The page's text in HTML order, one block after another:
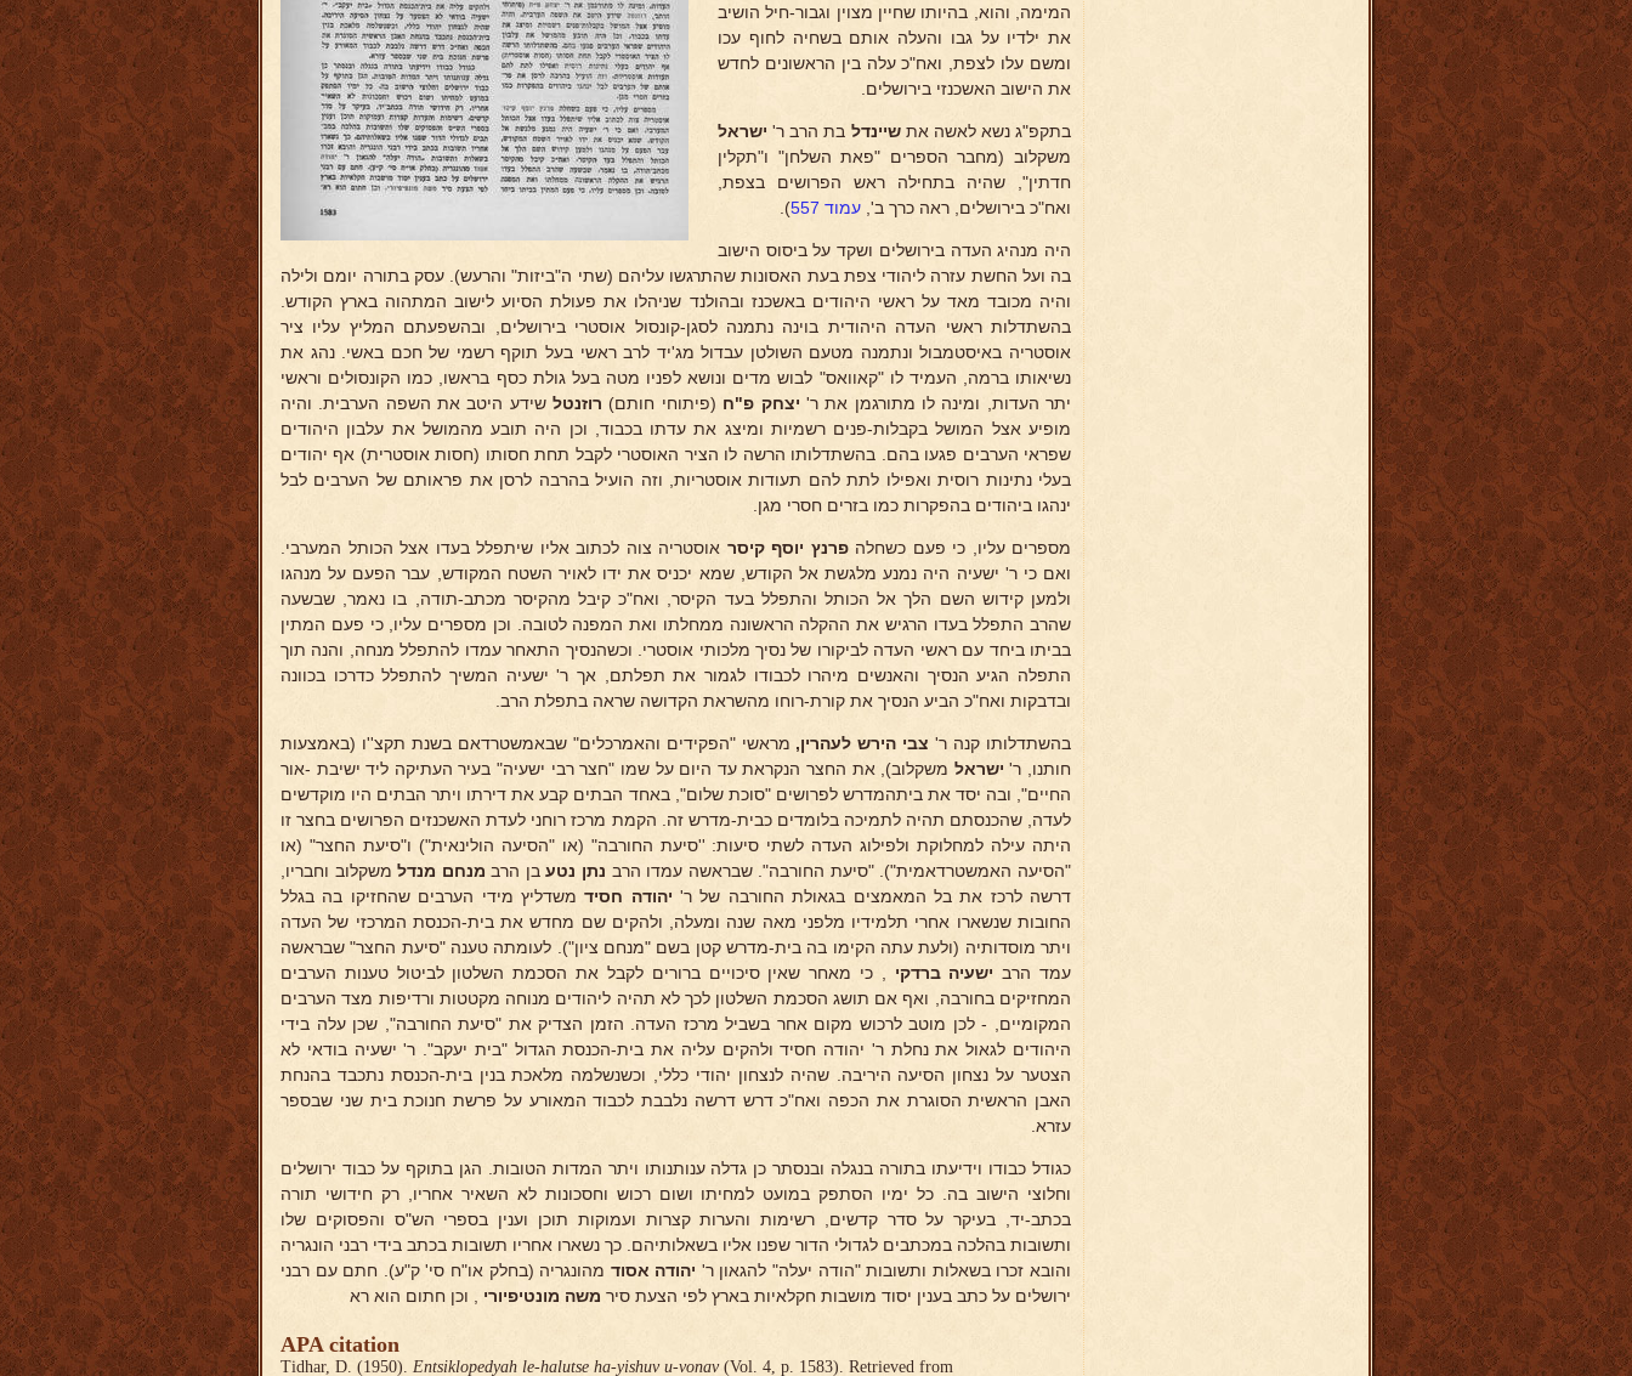
המימה, והוא, בהיותו שחיין מצוין וגבור-חיל הושיב
את ילדיו על גבו והעלה אותם בשחיה לחוף עכו
ומשם עלו לצפת, ואח"כ עלה בין הראשונים לחדש
את הישוב האשכנזי בירושלים.
בתקפ"ג נשא לאשה אתשיינדל בת הרב ר' ישראל
משקלוב (מחבר הספרים "פאת השלחן" ו"תקלין
חדתין", שהיה בתחילה ראש הפרושים בצפת,
ואח"כ בירושלים, ראה כרך ב', עמוד 557 ).
היה מנהיג העדה בירושלים ושקד על ביסוס הישוב
בה ועל החשת עזרה ליהודי צפת בעת האסונות שהתרגשו עליהם (שתי ה"ביזות" והרעש). עסק בתורה יומם ולילה
והיה מכובד מאד על ראשי היהודים באשכנז ובהולנד שניהלו את פעולת הסיוע לישוב המתהוה בארץ הקודש.
בהשתדלות ראשי העדה היהודית בוינה נתמנה לסגן-קונסול אוסטרי בירושלים, ובהשפעתם המליץ עליו ציר
אוסטריה באיסטמבול ונתמנה מטעם השולטן עבדול מג'יד לרב ראשי בעל תוקף רשמי של חכם באשי. נהג את
נשיאותו ברמה, העמיד לו "קאוואס" לבוש מדים ונושא לפניו מטה בעל גולת כסף בראשו, כמו הקונסולים וראשי
יתר העדות, ומינה לו מתורגמן את ר' יצחק פ"ח (פיתוחי חותם) רוזנטלשידע היטב את השפה הערבית. והיה
מופיע אצל המושל בקבלות-פנים רשמיות ומיצג את עדתו בכבוד, וכן היה תובע מהמושל את עלבון היהודים
שפראי הערבים פגעו בהם. בהשתדלותו הרשה לו הציר האוסטרי לקבל תחת חסותו (חסות אוסטרית) אף יהודים
בעלי נתינות רוסית ואפילו לתת להם תעודות אוסטריות, וזה הועיל בהרבה לרסן את פראותם של הערבים לבל
ינהגו ביהודים בהפקרות כמו בזרים חסרי מגן.
מספרים עליו, כי פעם כשחלהפרנץ יוסף קיסר אוסטריה צוה לכתוב אליו שיתפלל בעדו אצל הכותל המערבי.
ואם כי ר' ישעיה היה נמנע מלגשת אל הקודש, שמא יכניס את ידו לאויר השטח המקודש, עבר הפעם על מנהגו
ולמען קידוש השם הלך אל הכותל והתפלל בעד הקיסר, ואח"כ קיבל מהקיסר מכתב-תודה, בו נאמר, שבשעה
שהרב התפלל בעדו הרגיש את ההקלה הראשונה ממחלתו ואת המפנה לטובה. וכן מספרים עליו, כי פעם המתין
בביתו ביחד עם ראשי העדה לביקורו של נסיך מלכותי אוסטרי. וכשהנסיך התאחר עמדו להתפלל מנחה, והנה תוך
התפלה הגיע הנסיך והאנשים מיהרו לכבודו לגמור את תפלתם, אך ר' ישעיה המשיך להתפלל כדרכו בכוונה
ובדבקות ואח"כ הביע הנסיך את קורת-רוחו מהשראת הקדושה שראה בתפלת הרב.
בהשתדלותו קנה ר' צבי הירש לעהרין, מראשי "הפקידים והאמרכלים" שבאמשטרדאם בשנת תקצ''ו (באמצעות
חותנו, ר' ישראל משקלוב), את החצר הנקראת עד היום על שמו "חצר רבי ישעיה" בעיר העתיקה ליד ישיבת -אור
החיים", ובה יסד את ביתהמדרש לפרושים "סוכת שלום", באחד הבתים קבע את דירתו ויתר הבתים היו מוקדשים
לעדה, שהכנסתם תהיה לתמיכה בלומדים כבית-מדרש זה. הקמת מרכז רוחני לעדת האשכנזים הפרושים בחצר זו
היתה עילה למחלוקת ולפילוג העדה לשתי סיעות: ''סיעת החורבה" (או "הסיעה הולינאית") ו"סיעת החצר" (או
"הסיעה האמשטרדאמית"). "סיעת החורבה". שבראשה עמדו הרב נתן נטעבן הרב מנחם מנדלמשקלוב וחבריו,
דרשה לרכז את בל המאמצים בגאולת החורבה של ר' יהודה חסידמשדליץ מידי הערבים שהחזיקו בה בגלל
החובות שנשארו אחרי תלמידיו מלפני מאה שנה ומעלה, ולהקים שם מחדש את בית-הכנסת המרכזי של העדה
ויתר מוסדותיה (ולעת עתה הקימו בה בית-מדרש קטן בשם "מנחם ציון"). לעומתה טענה "סיעת החצר" שבראשה
עמד הרב ישעיה ברדקי , כי מאחר שאין סיכויים ברורים לקבל את הסכמת השלטון לביטול טענות הערבים
המחזיקים בחורבה, ואף אם תושג הסכמת השלטון לכך לא תהיה ליהודים מנוחה מקטטות ורדיפות מצד הערבים
המקומיים, - לכן מוטב לרכוש מקום אחר בשביל מרכז העדה. הזמן הצדיק את "סיעת החורבה", שכן עלה בידי
היהודים לגאול את נחלת ר' יהודה חסיד ולהקים עליה את בית-הכנסת הגדול "בית יעקב". ר' ישעיה בודאי לא
הצטער על נצחון הסיעה היריבה. שהיה לנצחון יהודי כללי, וכשנשלמה מלאכת בנין בית-הכנסת נתכבד בהנחת
האבן הראשית הסוגרת את הכפה ואח"כ דרש דרשה נלבבת לכבוד המאורע על פרשת חנוכת בית שני שבספר
עזרא.
כגודל כבודו וידיעתו בתורה בנגלה ובנסתר כן גדלה ענותנותו ויתר המדות הטובות. הגן בתוקף על כבוד ירושלים
וחלוצי הישוב בה. כל ימיו הסתפק במועט למחיתו ושום רכוש וחסכונות לא השאיר אחריו, רק חידושי תורה
בכתב-יד, בעיקר על סדר קדשים, רשימות והערות קצרות ועמוקות תוכן וענין בספרי הש"ס והפסוקים שלו
ותשובות בהלכה במכתבים לגדולי הדור שפנו אליו בשאלותיהם. כך נשארו אחריו תשובות בכתב בידי רבני הונגריה
והובא זכרו בשאלות ותשובות "הודה יעלה" להגאון ר' יהודה אסוד מהונגריה (בחלק או"ח סי' ק"ע). חתם עם רבני
ירושלים על כתב בענין יסוד מושבות חקלאיות בארץ לפי הצעת סיר משה מונטיפיורי , וכן חתום הוא רא
APA citation
Tidhar, D. (1950). Entsiklopedyah le-halutse ha-yishuv u-vonav(Vol. 4, p. 1583). Retrieved from